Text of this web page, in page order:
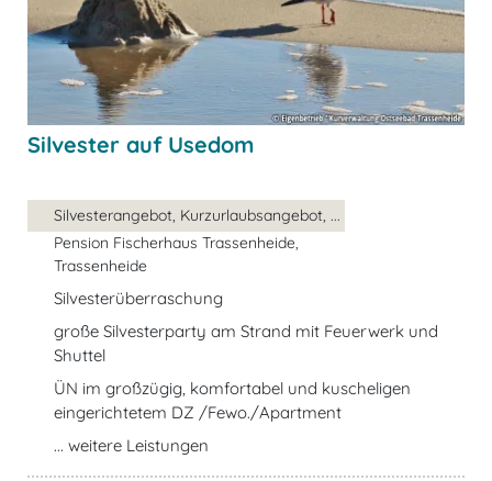
Silvester auf Usedom
Silvesterangebot, Kurzurlaubsangebot, ...
Pension Fischerhaus Trassenheide,
Trassenheide
Silvesterüberraschung
große Silvesterparty am Strand mit Feuerwerk und
Shuttel
ÜN im großzügig, komfortabel und kuscheligen
eingerichtetem DZ /Fewo./Apartment
... weitere Leistungen